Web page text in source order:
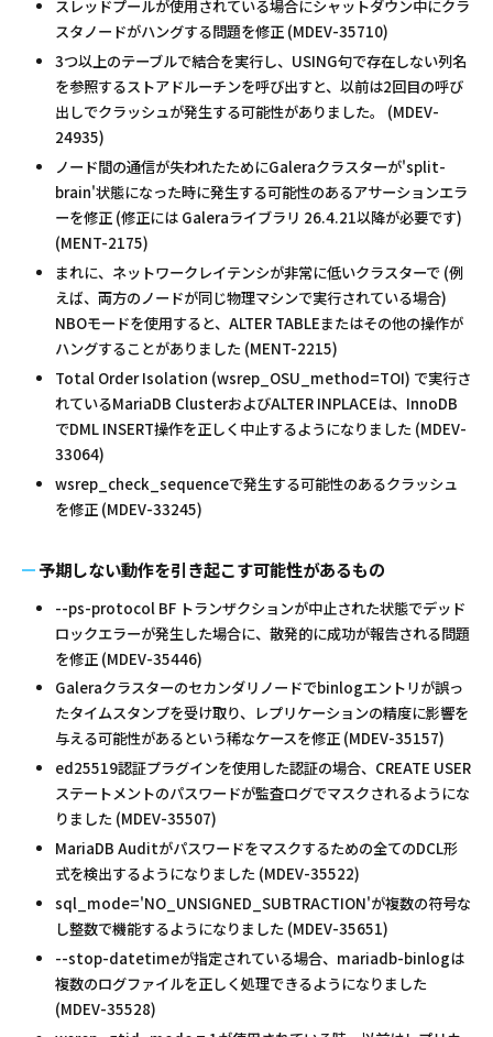
スレッドプールが使用されている場合にシャットダウン中にクラ
スタノードがハングする問題を修正 (MDEV-35710)
3つ以上のテーブルで結合を実行し、USING句で存在しない列名
を参照するストアドルーチンを呼び出すと、以前は2回目の呼び
出しでクラッシュが発生する可能性がありました。 (MDEV-
24935)
ノード間の通信が失われたためにGaleraクラスターが'split-
brain'状態になった時に発生する可能性のあるアサーションエラ
ーを修正 (修正には Galeraライブラリ 26.4.21以降が必要です)
(MENT-2175)
まれに、ネットワークレイテンシが非常に低いクラスターで (例
えば、両方のノードが同じ物理マシンで実行されている場合)
NBOモードを使用すると、ALTER TABLEまたはその他の操作が
ハングすることがありました (MENT-2215)
Total Order Isolation (wsrep_OSU_method=TOI) で実行さ
れているMariaDB ClusterおよびALTER INPLACEは、InnoDB
でDML INSERT操作を正しく中止するようになりました (MDEV-
33064)
wsrep_check_sequenceで発生する可能性のあるクラッシュ
を修正 (MDEV-33245)
予期しない動作を引き起こす可能性があるもの
--ps-protocol BF トランザクションが中止された状態でデッド
ロックエラーが発生した場合に、散発的に成功が報告される問題
を修正 (MDEV-35446)
Galeraクラスターのセカンダリノードでbinlogエントリが誤っ
たタイムスタンプを受け取り、レプリケーションの精度に影響を
与える可能性があるという稀なケースを修正 (MDEV-35157)
ed25519認証プラグインを使用した認証の場合、CREATE USER
ステートメントのパスワードが監査ログでマスクされるようにな
りました (MDEV-35507)
MariaDB Auditがパスワードをマスクするための全てのDCL形
式を検出するようになりました (MDEV-35522)
sql_mode='NO_UNSIGNED_SUBTRACTION'が複数の符号な
し整数で機能するようになりました (MDEV-35651)
--stop-datetimeが指定されている場合、mariadb-binlogは
複数のログファイルを正しく処理できるようになりました
(MDEV-35528)